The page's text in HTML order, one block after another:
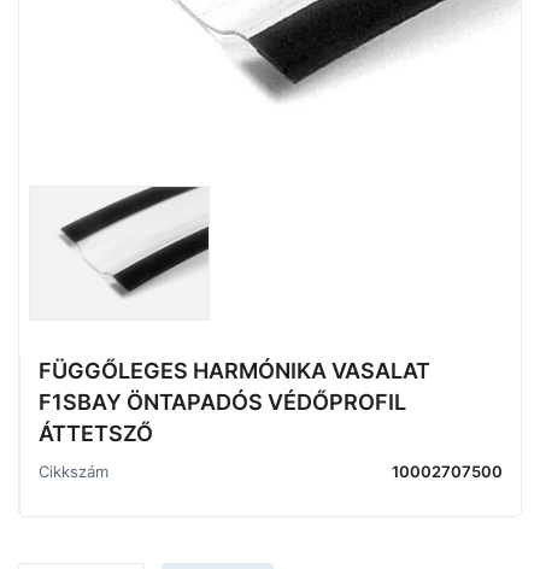
FÜGGŐLEGES HARMÓNIKA VASALAT
F1SBAY ÖNTAPADÓS VÉDŐPROFIL
ÁTTETSZŐ
Cikkszám 10002707500